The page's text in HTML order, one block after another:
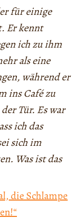
für einige
Er kennt
ich zu ihm
als eine
während er
ins Café zu
Tür. Es war
ich das
sich im
Was ist das
die Schlampe